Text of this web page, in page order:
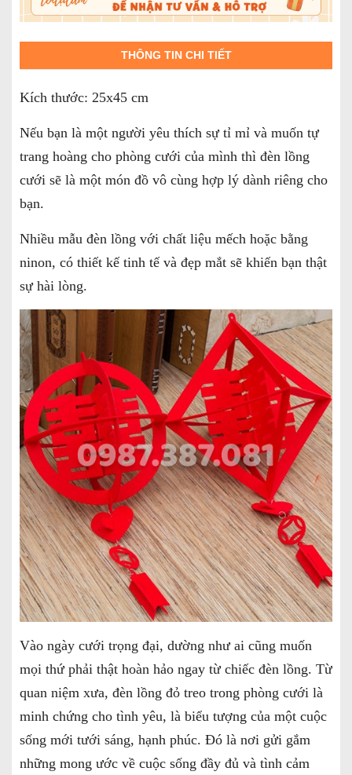
THÔNG TIN CHI TIẾT
Kích thước: 25x45 cm
Nếu bạn là một người yêu thích sự tỉ mỉ và muốn tự
trang hoàng cho phòng cưới của mình thì đèn lồng
cưới sẽ là một món đồ vô cùng hợp lý dành riêng cho
bạn.
Nhiều mẫu đèn lồng với chất liệu mếch hoặc bằng
ninon, có thiết kế tinh tế và đẹp mắt sẽ khiến bạn thật
sự hài lòng.
Vào ngày cưới trọng đại, dường như ai cũng muốn
mọi thứ phải thật hoàn hảo ngay từ chiếc đèn lồng. Từ
quan niệm xưa, đèn lồng đỏ treo trong phòng cưới là
minh chứng cho tình yêu, là biểu tượng của một cuộc
sống mới tưới sáng, hạnh phúc. Đó là nơi gửi gắm
những mong ước về cuộc sống đầy đủ và tình cảm